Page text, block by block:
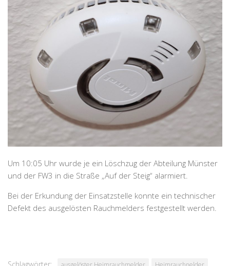
Um 10:05 Uhr wurde je ein Löschzug der Abteilung Münster
und der FW3 in die Straße „Auf der Steig“ alarmiert.
Bei der Erkundung der Einsatzstelle konnte ein technischer
Defekt des ausgelösten Rauchmelders festgestellt werden.